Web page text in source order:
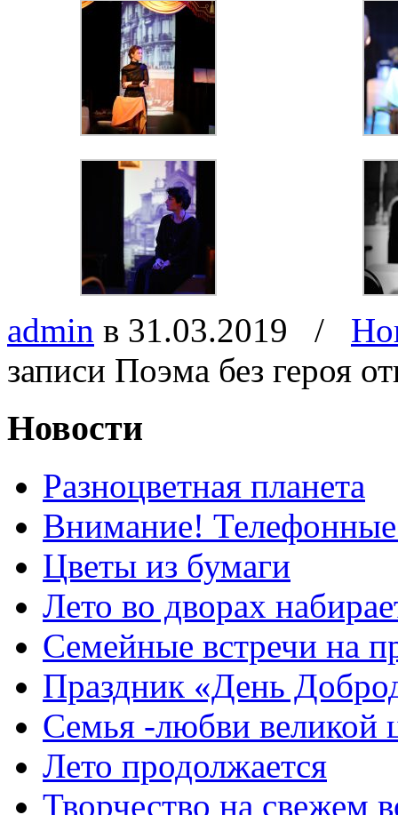
admin в 31.03.2019 /
записи Поэма без героя
Новости
Разноцветная планета
Внимание!
Цветы из бумаги
Лето во дворах
Семейные встречи на
Праздник «День
Семья -любви великой
Лето продолжается
Творчество на свежем